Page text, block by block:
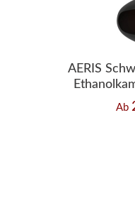
AERIS
Ab